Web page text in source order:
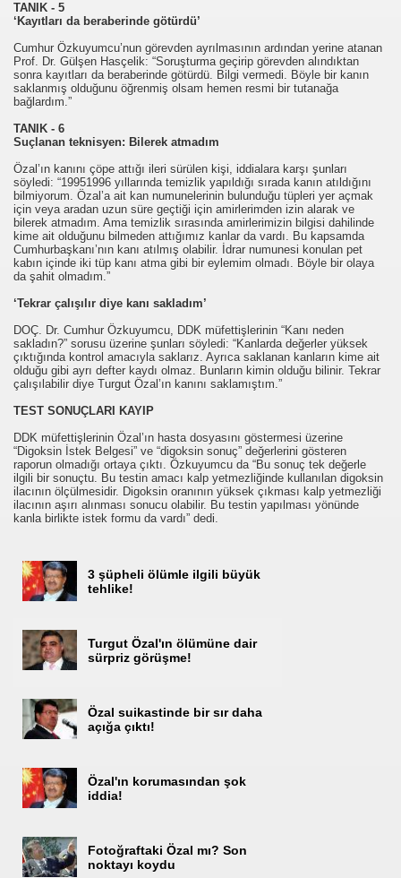
TANIK - 5
‘Kayıtları da beraberinde götürdü’
Cumhur Özkuyumcu’nun görevden ayrılmasının ardından yerine atanan
Prof. Dr. Gülşen Hasçelik: “Soruşturma geçirip görevden alındıktan
sonra kayıtları da beraberinde götürdü. Bilgi vermedi. Böyle bir kanın
saklanmış olduğunu öğrenmiş olsam hemen resmi bir tutanağa
bağlardım.”
TANIK - 6
Suçlanan teknisyen: Bilerek atmadım
Özal’ın kanını çöpe attığı ileri sürülen kişi, iddialara karşı şunları
söyledi: “19951996 yıllarında temizlik yapıldığı sırada kanın atıldığını
bilmiyorum. Özal’a ait kan numunelerinin bulunduğu tüpleri yer açmak
için veya aradan uzun süre geçtiği için amirlerimden izin alarak ve
bilerek atmadım. Ama temizlik sırasında amirlerimizin bilgisi dahilinde
kime ait olduğunu bilmeden attığımız kanlar da vardı. Bu kapsamda
Cumhurbaşkanı’nın kanı atılmış olabilir. İdrar numunesi konulan pet
kabın içinde iki tüp kanı atma gibi bir eylemim olmadı. Böyle bir olaya
da şahit olmadım.”
‘Tekrar çalışılır diye kanı sakladım’
DOÇ. Dr. Cumhur Özkuyumcu, DDK müfettişlerinin “Kanı neden
sakladın?” sorusu üzerine şunları söyledi: “Kanlarda değerler yüksek
çıktığında kontrol amacıyla saklarız. Ayrıca saklanan kanların kime ait
olduğu gibi ayrı defter kaydı olmaz. Bunların kimin olduğu bilinir. Tekrar
çalışılabilir diye Turgut Özal’ın kanını saklamıştım.”
TEST SONUÇLARI KAYIP
DDK müfettişlerinin Özal’ın hasta dosyasını göstermesi üzerine
“Digoksin İstek Belgesi” ve “digoksin sonuç” değerlerini gösteren
raporun olmadığı ortaya çıktı. Özkuyumcu da “Bu sonuç tek değerle
ilgili bir sonuçtu. Bu testin amacı kalp yetmezliğinde kullanılan digoksin
ilacının ölçülmesidir. Digoksin oranının yüksek çıkması kalp yetmezliği
ilacının aşırı alınması sonucu olabilir. Bu testin yapılması yönünde
kanla birlikte istek formu da vardı” dedi.
3 şüpheli ölümle ilgili büyük
tehlike!
Turgut Özal'ın ölümüne dair
sürpriz görüşme!
Özal suikastinde bir sır daha
açığa çıktı!
Özal'ın korumasından şok
iddia!
Fotoğraftaki Özal mı? Son
noktayı koydu
Ordumuz
Yapıyormu
İnek
Brifing